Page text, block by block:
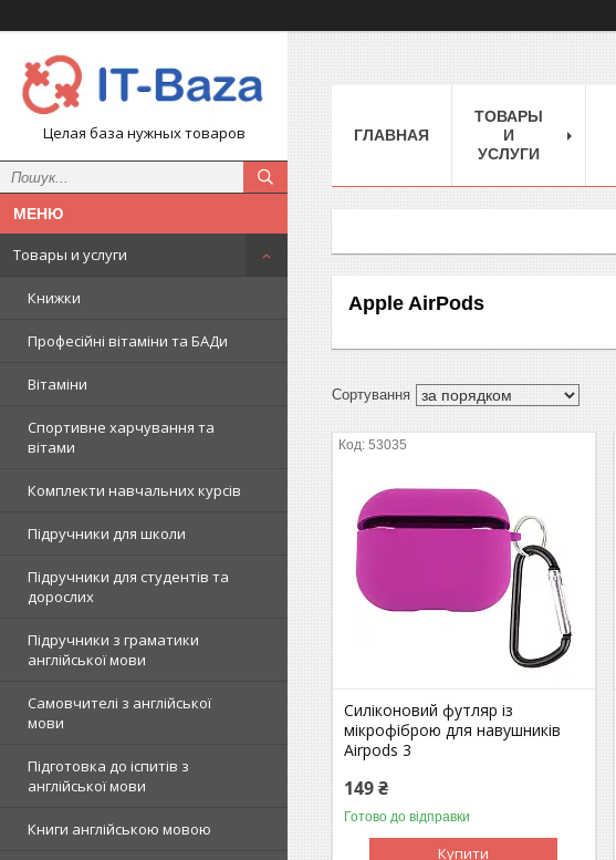
Целая база нужных товаров
Товары и услуги
Книжки
Професійні вітаміни та БАДи
Вітаміни
Спортивне харчування та
вітами
Комплекти навчальних курсів
Підручники для школи
Підручники для студентів та
дорослих
Підручники з граматики
англійської мови
Самовчителі з англійської
мови
Підготовка до іспитів з
англійської мови
Книги англійською мовою
ГЛАВНАЯ
ТОВАРЫ
И
УСЛУГИ
Apple AirPods
53035
Силіконовий футляр із
мікрофіброю для навушників
Airpods 3
149 ₴
Готово до відправки
Купити